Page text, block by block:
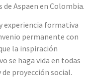
Aspaen en Colombia.
experiencia formativa
permanente con
la inspiración
se haga vida en todas
proyección social.